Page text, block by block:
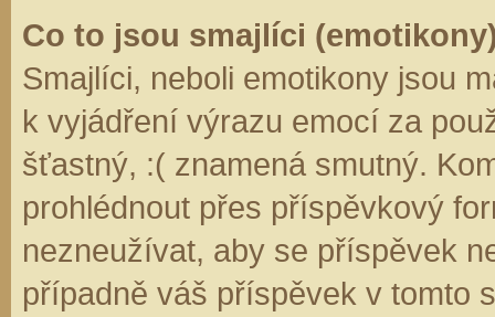
Co to jsou smajlíci
Smajlíci, neboli emotikony jsou
k vyjádření výrazu emocí za
šťastný, :( znamená smutný.
prohlédnout přes příspěvkový
nezneužívat, aby se příspěvek
případně váš příspěvek v tomto